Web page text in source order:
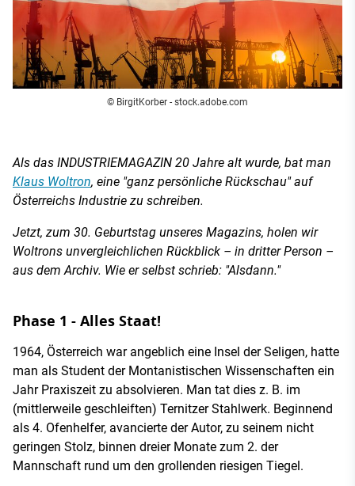
© BirgitKorber - stock.adobe.com
Als das INDUSTRIEMAGAZIN 20 Jahre alt wurde, bat man
Klaus Woltron, eine "ganz persönliche Rückschau" auf
Österreichs Industrie zu schreiben.
Jetzt, zum 30. Geburtstag unseres Magazins, holen wir
Woltrons unvergleichlichen Rückblick – in dritter Person –
aus dem Archiv. Wie er selbst schrieb: "Alsdann."
Phase 1 - Alles Staat!
1964, Österreich war angeblich eine Insel der Seligen, hatte
man als Student der Montanistischen Wissenschaften ein
Jahr Praxiszeit zu absolvieren. Man tat dies z. B. im
(mittlerweile geschleiften) Ternitzer Stahlwerk. Beginnend
als 4. Ofenhelfer, avancierte der Autor, zu seinem nicht
geringen Stolz, binnen dreier Monate zum 2. der
Mannschaft rund um den grollenden riesigen Tiegel.